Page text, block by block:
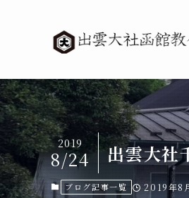
出雲大社
2019
8/24
ブログ記事一覧 2019年8